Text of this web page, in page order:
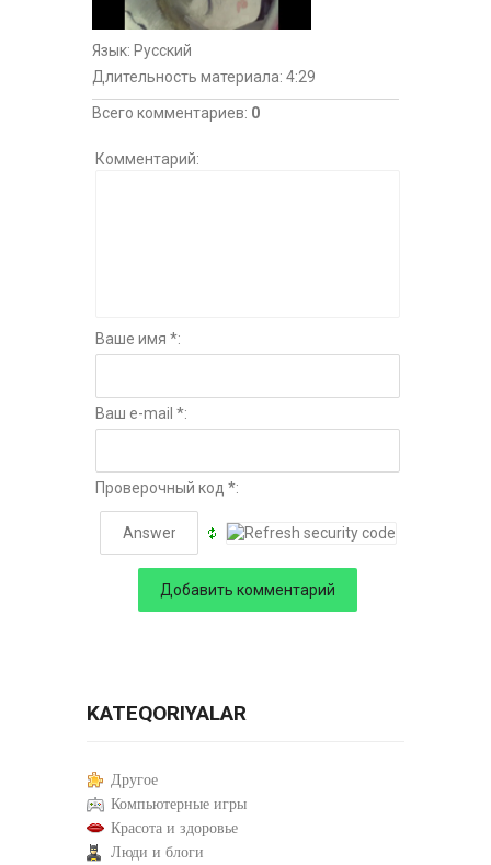
Язык: Русский
Длительность материала: 4:29
Всего комментариев: 0
Комментарий:
Ваше имя *:
Ваш e-mail *:
Проверочный код *:
KATEQORIYALAR
Другое
Компьютерные игры
Красота и здоровье
Люди и блоги